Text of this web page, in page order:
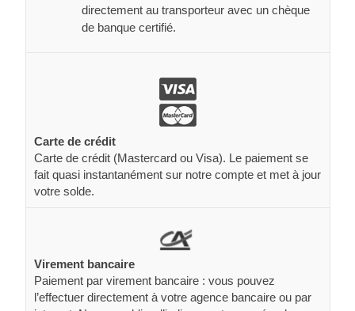
directement au transporteur avec un chèque
de banque certifié.
Carte de crédit
Carte de crédit (Mastercard ou Visa). Le paiement se
fait quasi instantanément sur notre compte et met à jour
votre solde.
Virement bancaire
Paiement par virement bancaire : vous pouvez
l’effectuer directement à votre agence bancaire ou par